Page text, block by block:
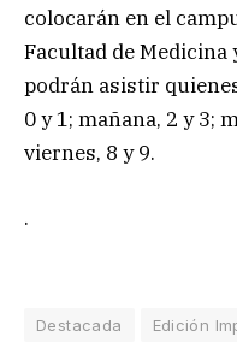
colocarán en el
Facultad de Medicina
podrán asistir
0 y 1; mañana, 2 y 3;
viernes, 8 y 9.
.
Destacada Edición